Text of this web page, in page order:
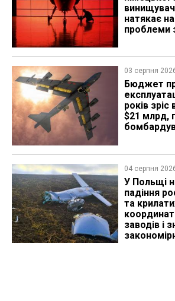
натякає
проблеми
03 серпня
Бюджет
років
$21 млрд,
04 серпня
У Польщі
падіння
та
заводів і